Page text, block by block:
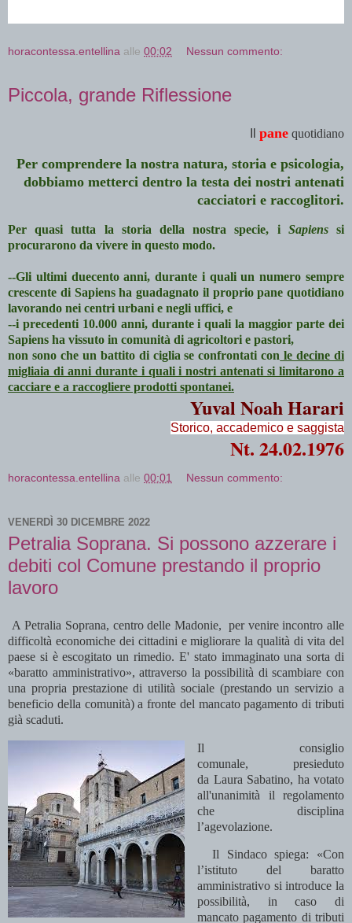
horacontessa.entellina alle 00:02 Nessun commento:
Piccola, grande Riflessione
pane quotidiano
Per comprendere la nostra natura, storia e psicologia,
dobbiamo metterci dentro la testa dei nostri antenati
cacciatori e raccoglitori.
Per quasi tutta la storia della nostra specie, i Sapienssi
procurarono da vivere in questo modo.
--Gli ultimi duecento anni, durante i quali un numero sempre
crescente di Sapiens ha guadagnato il proprio pane quotidiano
lavorando nei centri urbani e negli uffici, e
--i precedenti 10.000 anni, durante i quali la maggior parte dei
Sapiens ha vissuto in comunità di agricoltori e pastori,
non sono che un battito di ciglia se confrontati con le decine di
migliaia di anni durante i quali i nostri antenati si limitarono a
cacciare e a raccogliere prodotti spontanei.
Yuval Noah Harari
Storico, accademico e saggista
Nt. 24.02.1976
horacontessa.entellina alle 00:01 Nessun commento:
VENERDÌ 30 DICEMBRE 2022
Petralia Soprana. Si possono azzerare i
debiti col Comune prestando il proprio
lavoro
A Petralia Soprana, centro delle Madonie, per venire incontro alle
difficoltà economiche dei cittadini e migliorare la qualità di vita del
paese si è escogitato un rimedio. E' stato immaginato una sorta di
«baratto amministrativo», attraverso la possibilità di scambiare con
una propria prestazione di utilità sociale (prestando un servizio a
beneficio della comunità) a fronte del mancato pagamento di tributi
già scaduti.
Il consiglio
comunale, presieduto
da Laura Sabatino, ha votato
all'unanimità il regolamento
che disciplina
l’agevolazione.
Il Sindaco spiega: «Con
l’istituto del baratto
amministrativo si introduce la
possibilità, in caso di
mancato pagamento di tributi